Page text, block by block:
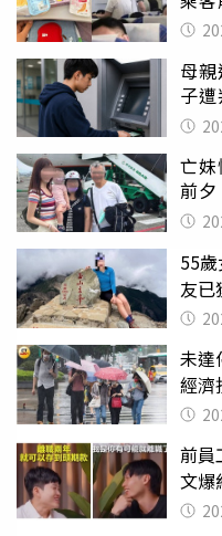
別
母
子
罪
亡
前
55
友
沒找
未
經濟
前員
文爆